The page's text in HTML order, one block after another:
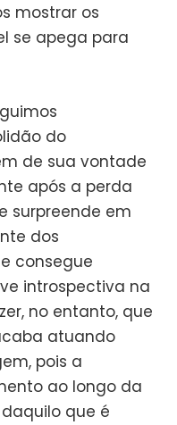
mostrar os
se apega para
do
de sua vontade
após a perda
surpreende em
dos
consegue
introspectiva na
no entanto, que
atuando
pois a
ao longo da
que é